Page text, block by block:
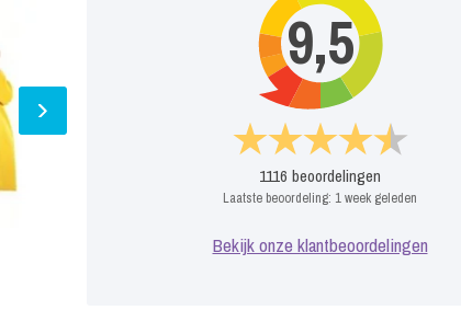
9,5
1116 beoordelingen
Laatste beoordeling: 1 week geleden
Bekijk onze klantbeoordelingen
Stormtrooper